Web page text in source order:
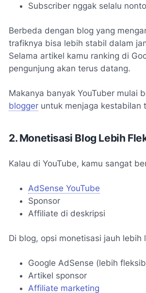
Subscriber nggak selalu
Berbeda dengan blog yang
trafiknya bisa lebih stabil dalam
Selama artikel kamu ranking di
pengunjung akan terus datang.
Makanya banyak YouTuber mulai
blogger untuk menjaga kestabilan
2. Monetisasi Blog Lebih
Kalau di YouTube, kamu sangat
AdSense YouTube
Sponsor
Affiliate di deskripsi
Di blog, opsi monetisasi jauh lebih
Google AdSense (lebih
Artikel sponsor
Affiliate marketing